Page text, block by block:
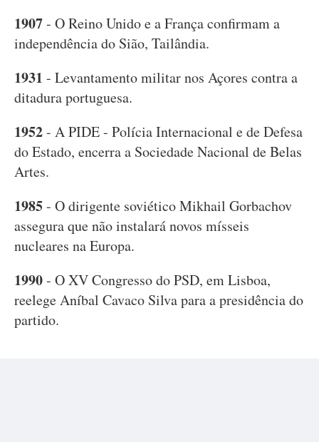
1907- O Reino Unido e a França confirmam a
independência do Sião, Tailândia.
1931 - Levantamento militar nos Açores contra a
ditadura portuguesa.
1952- A PIDE - Polícia Internacional e de Defesa
do Estado, encerra a Sociedade Nacional de Belas
Artes.
1985- O dirigente soviético Mikhail Gorbachov
assegura que não instalará novos mísseis
nucleares na Europa.
1990- O XV Congresso do PSD, em Lisboa,
reelege Aníbal Cavaco Silva para a presidência do
partido.